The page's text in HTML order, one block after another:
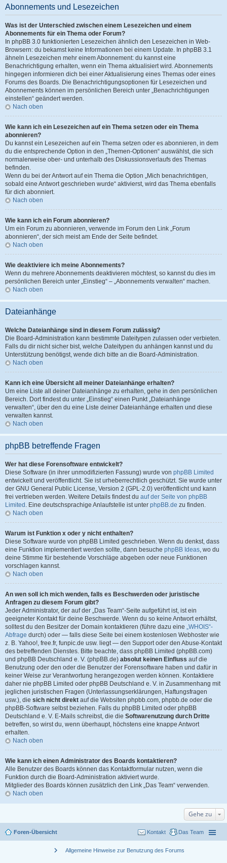
Abonnements und Lesezeichen
Was ist der Unterschied zwischen einem Lesezeichen und einem
Abonnements für ein Thema oder Forum?
In phpBB 3.0 funktionierten Lesezeichen ähnlich den Lesezeichen in Web-
Browsern: du bekamst keine Informationen bei einem Update. In phpBB 3.1
ähneln Lesezeichen mehr einem Abonnement: du kannst eine
Benachrichtigung erhalten, wenn ein Thema aktualisiert wird. Abonnements
hingegen informieren dich bei einer Aktualisierung eines Themas oder eines
Forums des Boards. Die Benachrichtigungsoptionen für Lesezeichen und
Abonnements können im persönlichen Bereich unter „Benachrichtigungen
einstellen“ geändert werden.
Nach oben
Wie kann ich ein Lesezeichen auf ein Thema setzen oder ein Thema
abonnieren?
Du kannst ein Lesezeichen auf ein Thema setzen oder es abonnieren, in dem
du die entsprechende Option in den „Themen-Optionen“ auswählst, die sich
normalerweise ober- und unterhalb des Diskussionsverlaufs des Themas
befinden.
Wenn du bei der Antwort auf ein Thema die Option „Mich benachrichtigen,
sobald eine Antwort geschrieben wurde“ aktivierst, wird das Thema ebenfalls
für dich abonniert.
Nach oben
Wie kann ich ein Forum abonnieren?
Um ein Forum zu abonnieren, verwende im Forum den Link „Forum
abonnieren“, der sich meist am Ende der Seite befindet.
Nach oben
Wie deaktiviere ich meine Abonnements?
Wenn du mehrere Abonnements deaktivieren möchtest, so kannst du dies im
persönlichen Bereich unter „Einstieg“ – „Abonnements verwalten“ machen.
Nach oben
Dateianhänge
Welche Dateianhänge sind in diesem Forum zulässig?
Die Board-Administration kann bestimmte Dateitypen zulassen oder verbieten.
Falls du dir nicht sicher bist, welche Dateitypen du anhängen kannst und du
Unterstützung benötigst, wende dich bitte an die Board-Administration.
Nach oben
Kann ich eine Übersicht all meiner Dateianhänge erhalten?
Um eine Liste all deiner Dateianhänge zu erhalten, gehe in den persönlichen
Bereich. Dort findest du unter „Einstieg“ einen Punkt „Dateianhänge
verwalten“, über den du eine Liste deiner Dateianhänge erhalten und diese
verwalten kannst.
Nach oben
phpBB betreffende Fragen
Wer hat diese Forensoftware entwickelt?
Diese Software (in ihrer unmodifizierten Fassung) wurde von phpBB Limited
entwickelt und veröffentlicht. Sie ist urheberrechtlich geschützt. Sie wurde unter
der GNU General Public License, Version 2 (GPL-2.0) veröffentlicht und kann
frei vertrieben werden. Weitere Details findest du auf der Seite von phpBB
Limited . Eine deutschsprachige Anlaufstelle ist unter phpBB.de zu finden.
Nach oben
Warum ist Funktion x oder y nicht enthalten?
Diese Software wurde von phpBB Limited geschrieben. Wenn du denkst, dass
eine Funktion implementiert werden sollte, dann besuche phpBB Ideas, wo du
deine Stimme für bestehende Vorschläge abgeben oder neue Funktionen
vorschlagen kannst.
Nach oben
An wen soll ich mich wenden, falls es Beschwerden oder juristische
Anfragen zu diesem Forum gibt?
Jeder Administrator, der auf der „Das Team“-Seite aufgeführt ist, ist ein
geeigneter Kontakt für deine Beschwerde. Wenn du so keine Antwort erhältst,
solltest du den Besitzer der Domain kontaktieren (führe dazu eine „WHOIS“-
Abfrage durch) oder — falls diese Seite bei einem kostenlosen Webhoster wie
z. B. Yahoo!, free.fr, funpic.de usw. liegt — den Support oder den Abuse-Kontakt
des betreffenden Dienstes. Bitte beachte, dass phpBB Limited (phpBB.com)
und phpBB Deutschland e. V. (phpBB.de) absolut keinen Einfluss auf die
Benutzung oder den oder die Benutzer der Forensoftware haben und dafür in
keiner Weise zur Verantwortung herangezogen werden können. Kontaktiere
daher nie phpBB Limited oder phpBB Deutschland e. V. in Zusammenhang mit
jeglichen juristischen Fragen (Unterlassungserklärungen, Haftungsfragen
usw.), die sich nicht direkt auf die Websiten phpbb.com, phpbb.de oder die
phpBB-Software selbst beziehen. Falls du phpBB Limited oder phpBB
Deutschland e. V. E-Mails schreibst, die die Softwarenutzung durch Dritte
betreffen, so wirst du, wenn überhaupt, höchstens eine knappe Antwort
erhalten.
Nach oben
Wie kann ich einen Administrator des Boards kontaktieren?
Alle Benutzer des Boards können das Kontaktformular nutzen, wenn die
Funktion durch die Board-Administration aktiviert wurde.
Mitglieder des Boards können zusätzlich den Link „Das Team“ verwenden.
Nach oben
Gehe zu
Foren-Übersicht Das Team
Kontakt
chevron_right Allgemeine Hinweise zur Benutzung des Forums